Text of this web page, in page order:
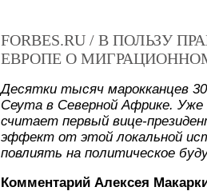
FORBES.RU / В ПОЛЬЗУ
ЕВРОПЕ О
Десятки тысяч марокканцев
Сеута в Северной Африке. Уже
считает первый вице-
эффект от этой локальной
повлиять на политическое
Комментарий Алексея